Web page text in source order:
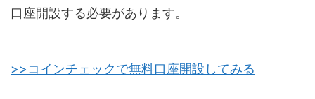
口座開設する必要があります。
>>コインチェックで無料口座開設してみる